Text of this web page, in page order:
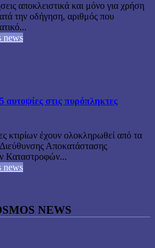
αποκλειστικά και μόνο για χρήση
την οδήγηση, αριθμός που
news
στις πυρόπληκτες
κτιρίων έχουν ολοκληρωθεί από τα
Διεύθυνσης Αποκατάστασης
Καταστροφών...
news
NEWS